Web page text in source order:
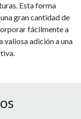
Esta forma
gran cantidad de
fácilmente a
valiosa adición a una